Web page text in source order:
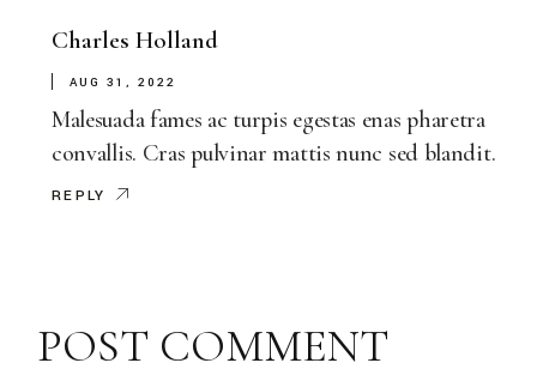
Charles Holland
AUG 31, 2022
Malesuada fames ac turpis egestas enas pharetra
convallis. Cras pulvinar mattis nunc sed blandit.
REPLY
POST COMMENT